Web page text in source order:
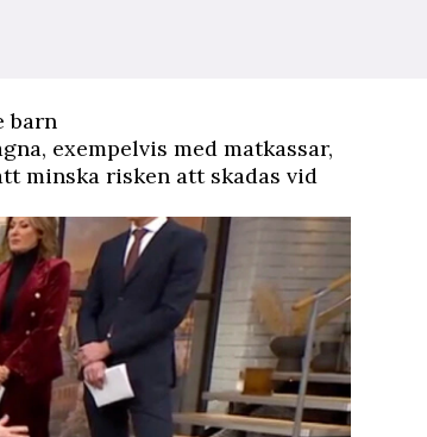
barn
exempelvis med matkassar,
minska risken att skadas vid